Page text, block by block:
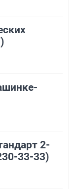
2-
33-33)